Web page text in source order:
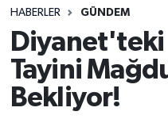
HABERLER GÜNDEM
Diyanet'teki
Tayini
Bekliyor!
EKONOMİ
SPOR
İLÇELER
Siirt Trafik
Süper Lig Puan
Tüm Manşetler